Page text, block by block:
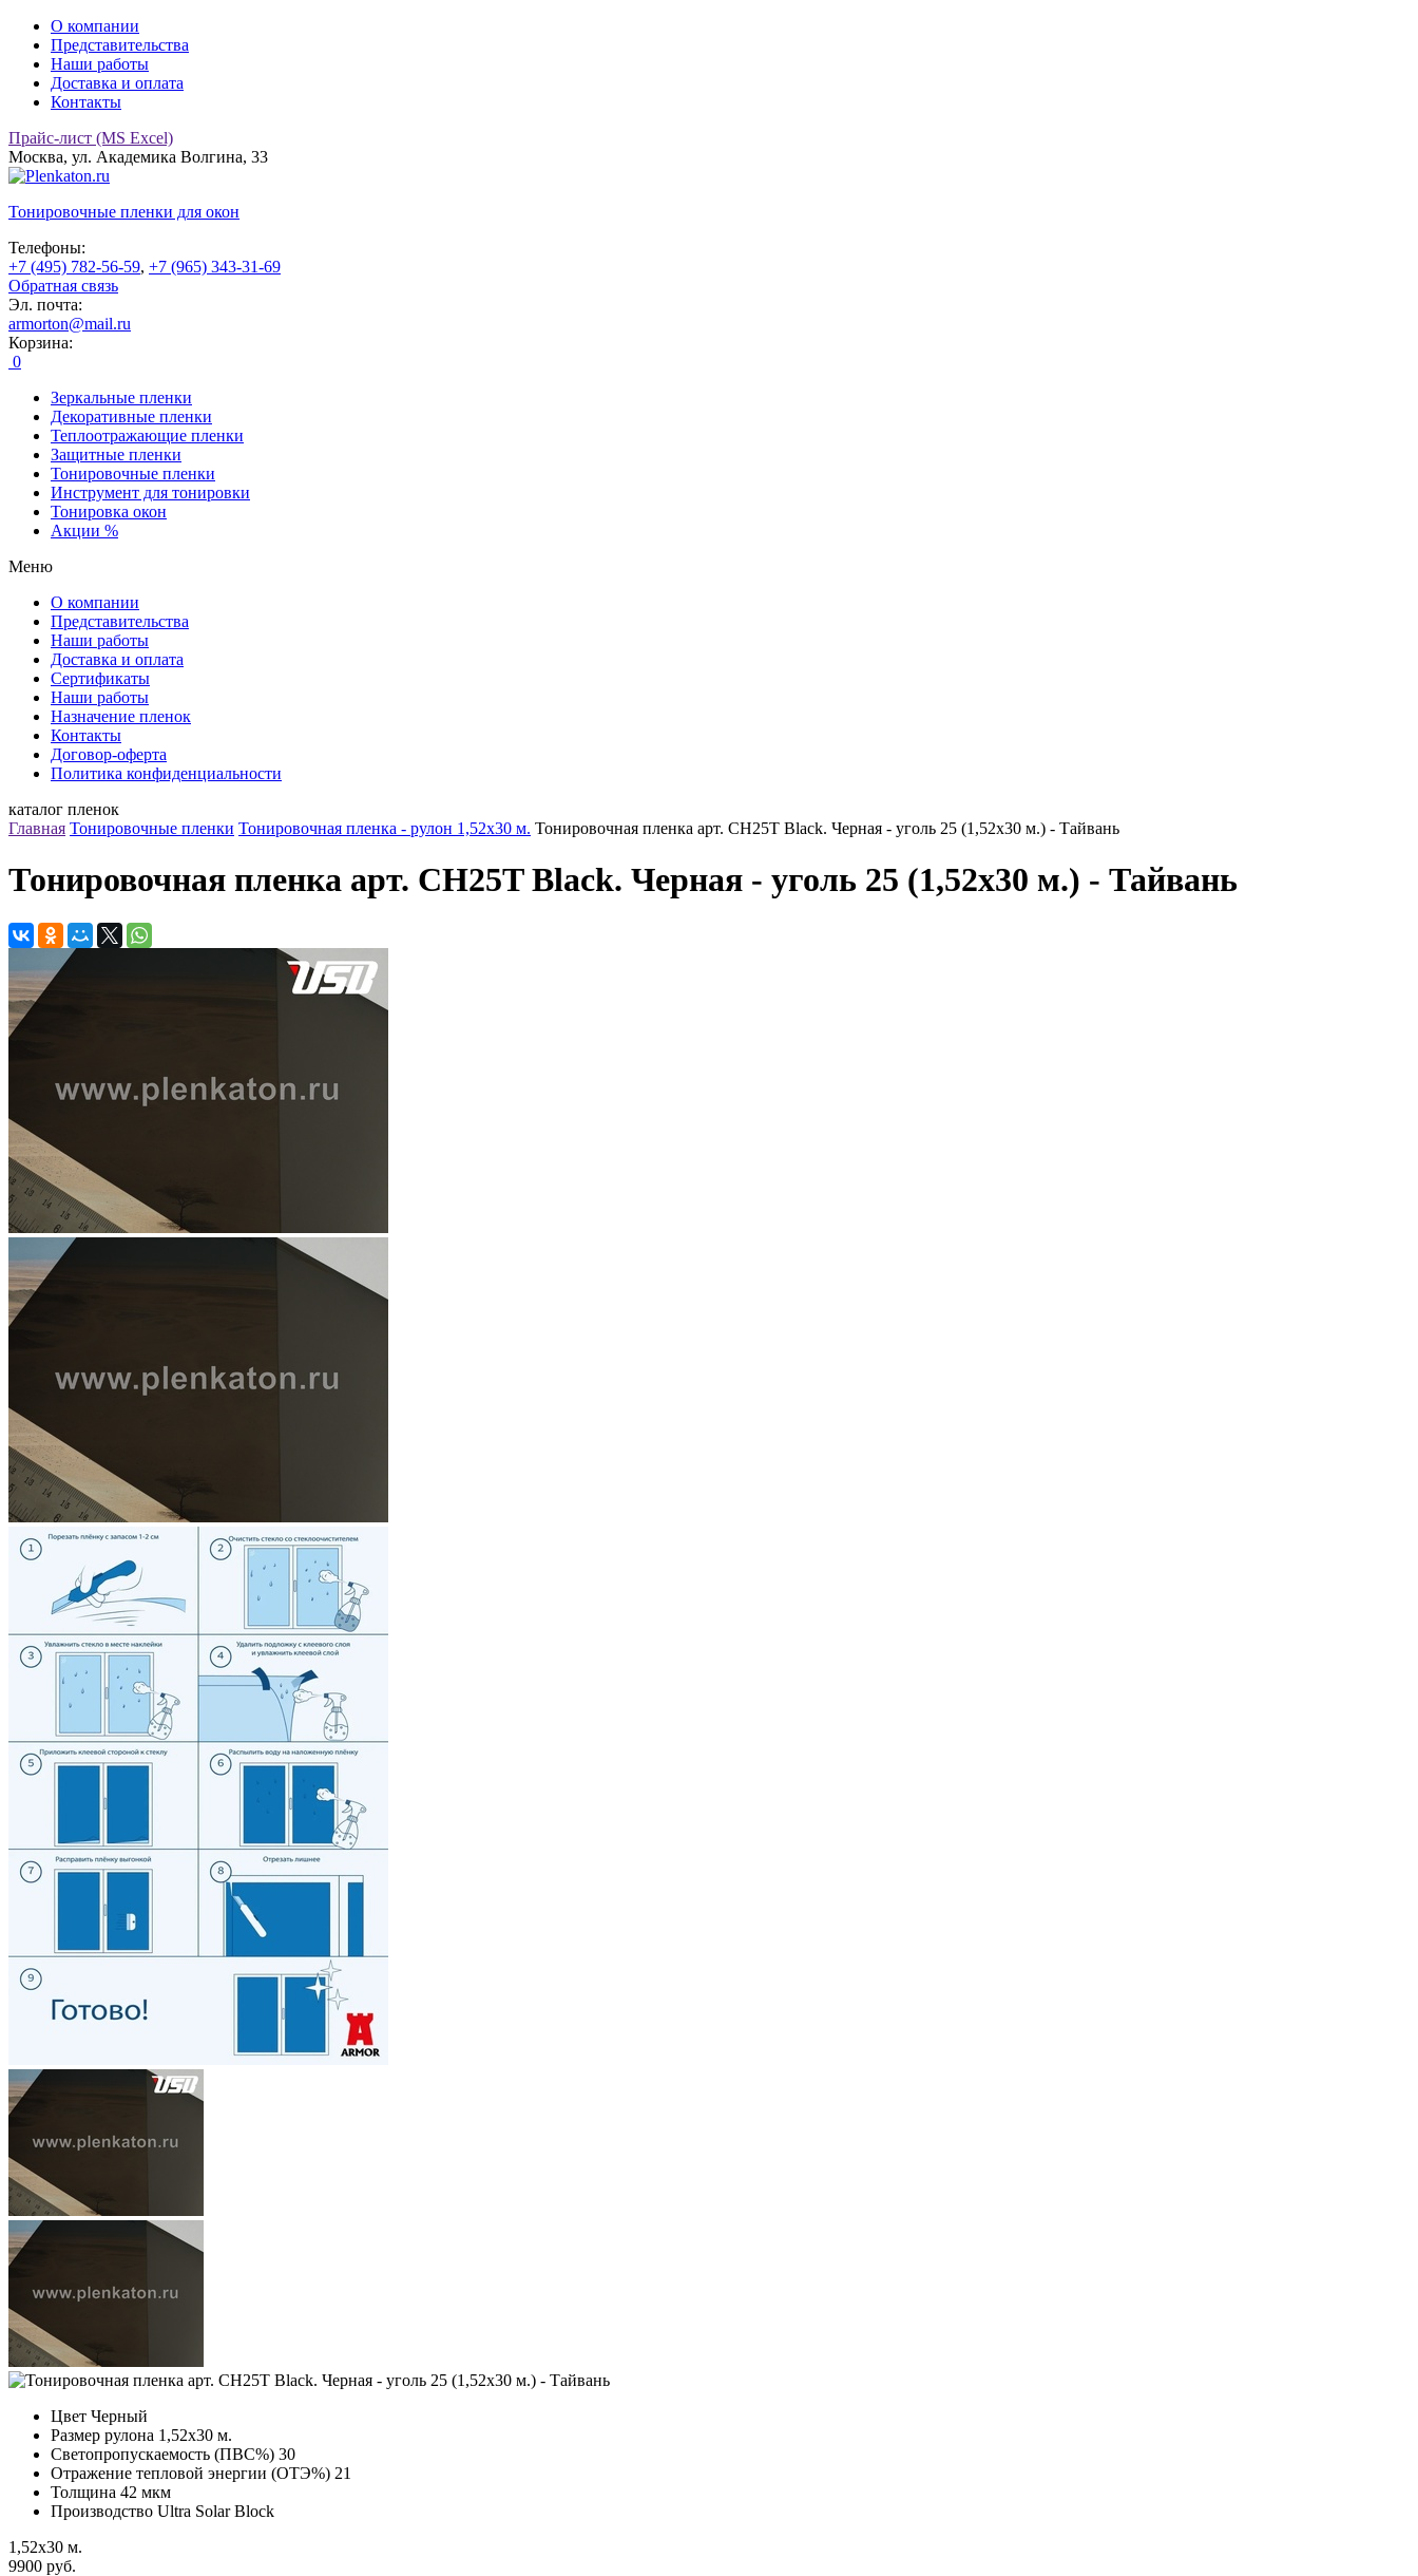
О компании
Представительства
Наши работы
Доставка и оплата
Контакты
Прайс-лист (MS Excel)
Москва, ул. Академика Волгина, 33
Тонировочные пленки для окон
Телефоны:
+7 (495) 782-56-59, +7 (965) 343-31-69
Обратная связь
Эл. почта:
armorton@mail.ru
Корзина:
0
Зеркальные пленки
Декоративные пленки
Теплоотражающие пленки
Защитные пленки
Тонировочные пленки
Инструмент для тонировки
Тонировка окон
Акции %
Меню
О компании
Представительства
Наши работы
Доставка и оплата
Сертификаты
Наши работы
Назначение пленок
Контакты
Договор-оферта
Политика конфиденциальности
каталог пленок
Главная Тонировочные пленки Тонировочная пленка - рулон 1,52х30 м. Тонировочная пленка арт. CH25T Black. Черная - уголь 25 (1,52х30 м.) - Тайвань
Тонировочная пленка арт. CH25T Black. Черная - уголь 25 (1,52х30 м.) - Тайвань
Цвет Черный
Размер рулона 1,52х30 м.
Светопропускаемость (ПВС%) 30
Отражение тепловой энергии (ОТЭ%) 21
Толщина 42 мкм
Производство Ultra Solar Block
1,52х30 м.
9900 руб.